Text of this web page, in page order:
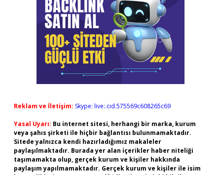
Reklam ve İletişim: Skype: live:.cid.575569c608265c69
Yasal Uyarı: Bu internet sitesi, herhangi bir marka, kurum
veya şahıs şirketi ile hiçbir bağlantısı bulunmamaktadır.
Sitede yalnızca kendi hazırladığımız makaleler
paylaşılmaktadır. Burada yer alan içerikler haber niteliği
taşımamakta olup, gerçek kurum ve kişiler hakkında
paylaşım yapılmamaktadır. Gerçek kurum ve kişiler ile isim